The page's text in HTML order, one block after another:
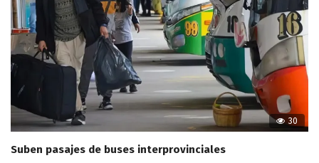
30
Suben pasajes de buses interprovinciales